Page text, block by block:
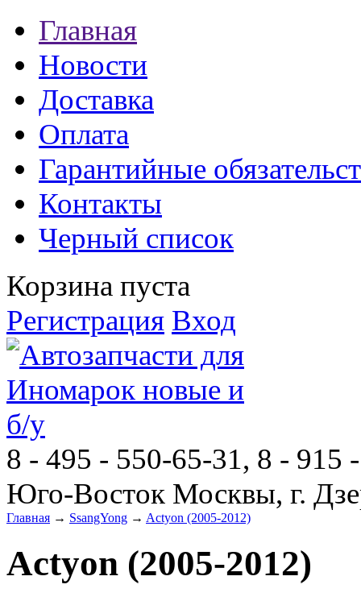
Главная
Новости
Доставка
Оплата
Гарантийные
Контакты
Черный список
Корзина пуста
Регистрация Вход
8 - 495 - 550-65-31, 8 - 915
Юго-Восток Москвы, г.
Главная → SsangYong → Actyon (2005-2012)
Actyon (2005-2012)